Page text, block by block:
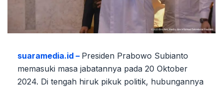
suaramedia.id – Presiden Prabowo Subianto
memasuki masa jabatannya pada 20 Oktober
2024. Di tengah hiruk pikuk politik, hubungannya